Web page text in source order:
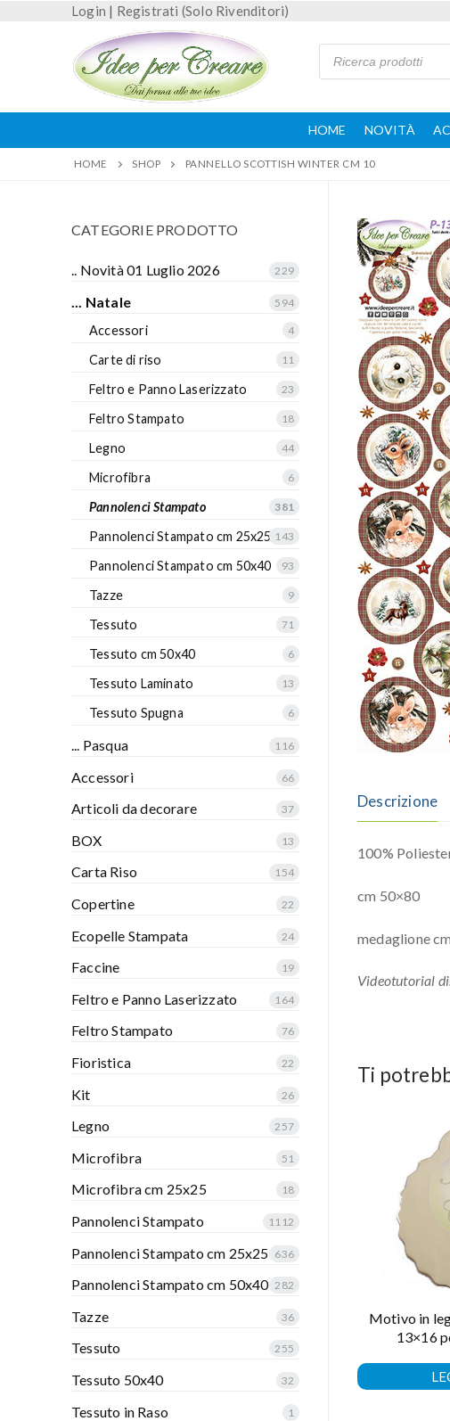
Login | Registrati (Solo Rivenditori)
HOME NOVITÀ
HOME SHOP PANNELLO SCOTTISH WINTER CM 10
Descrizione
100%
cm 50×80
medaglione
Videotutorial
Ti
Motivo in
13×16
CATEGORIE PRODOTTO
.. Novità 01 Luglio 2026 229
... Natale 594
Accessori 4
Carte di riso 11
Feltro e Panno Laserizzato 23
Feltro Stampato 18
Legno 44
Microfibra 6
Pannolenci Stampato 381
Pannolenci Stampato cm 25x25 143
Pannolenci Stampato cm 50x40 93
Tazze 9
Tessuto 71
Tessuto cm 50x40 6
Tessuto Laminato 13
Tessuto Spugna 6
... Pasqua 116
Accessori 66
Articoli da decorare 37
BOX 13
Carta Riso 154
Copertine 22
Ecopelle Stampata 24
Faccine 19
Feltro e Panno Laserizzato 164
Feltro Stampato 76
Fioristica 22
Kit 26
Legno 257
Microfibra 51
Microfibra cm 25x25 18
Pannolenci Stampato 1112
Pannolenci Stampato cm 25x25 636
Pannolenci Stampato cm 50x40 282
Tazze 36
Tessuto 255
Tessuto 50x40 32
Tessuto in Raso 1